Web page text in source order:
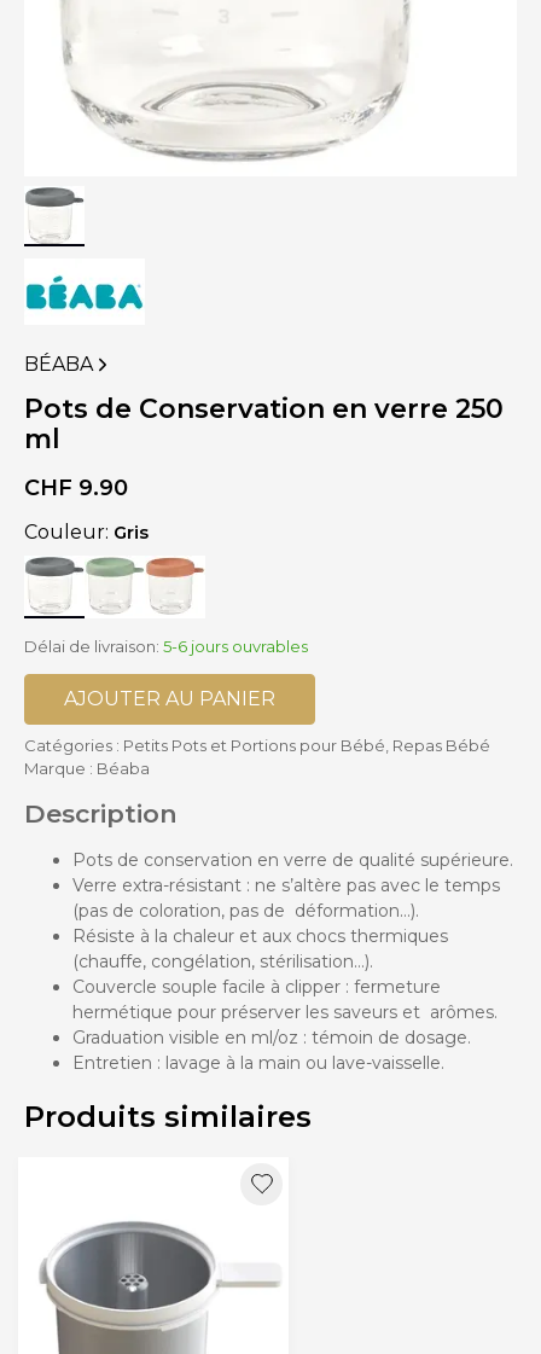
VOIR
PLUS
DE
PRODUITS
BÉABA
Pots de Conservation en verre 250
ml
CHF 9.90
Couleur: Gris
Délai de livraison: 5-6 jours ouvrables
AJOUTER AU PANIER
Catégories : Petits Pots et Portions pour Bébé Repas Bébé
Marque : Béaba
Description
Pots de conservation en verre de qualité supérieure.
Verre extra-résistant : ne s’altère pas avec le temps
(pas de coloration, pas de déformation…).
Résiste à la chaleur et aux chocs thermiques
(chauffe, congélation, stérilisation…).
Couvercle souple facile à clipper : fermeture
hermétique pour préserver les saveurs et arômes.
Graduation visible en ml/oz : témoin de dosage.
Entretien : lavage à la main ou lave-vaisselle.
Produits similaires